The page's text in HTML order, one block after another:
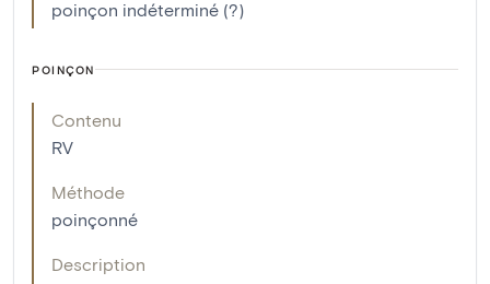
poinçon indéterminé (?)
POINÇON
Contenu
RV
Méthode
poinçonné
Description